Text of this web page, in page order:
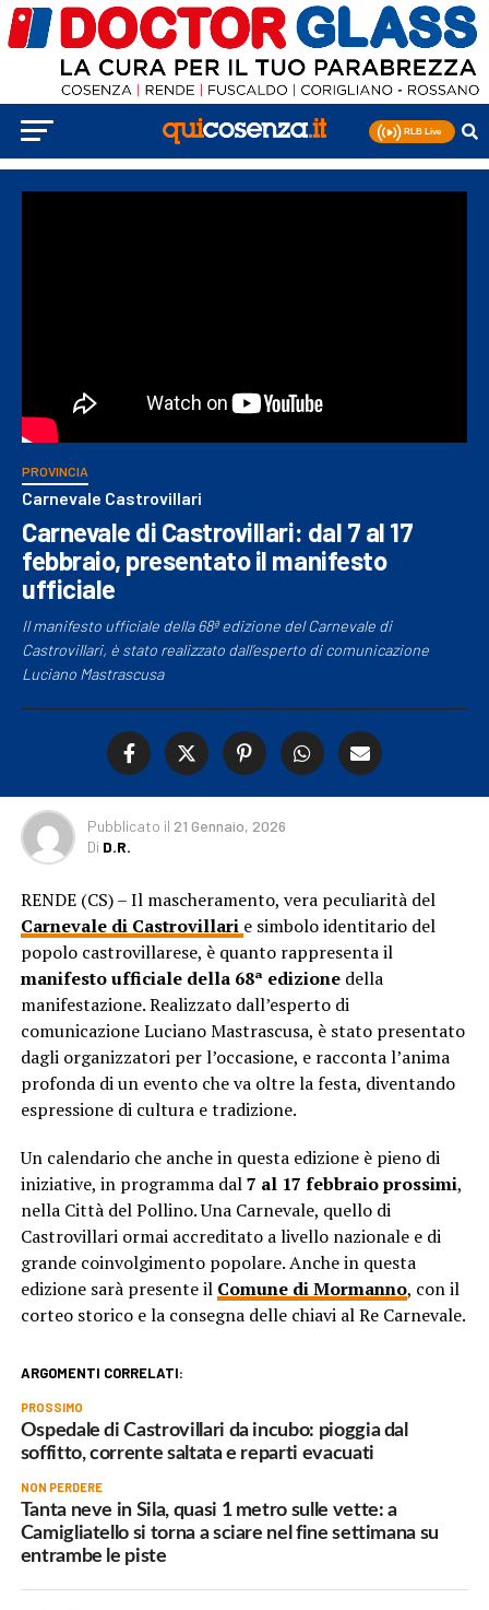
PROVINCIA
Carnevale Castrovillari
Carnevale di Castrovillari: dal 7 al 17
febbraio, presentato il manifesto
ufficiale
Il manifesto ufficiale della 68ª edizione del Carnevale di
Castrovillari, è stato realizzato dall’esperto di comunicazione
Luciano Mastrascusa
Pubblicato il 21 Gennaio, 2026
Di D.R.
RENDE (CS) – Il mascheramento, vera peculiarità del
Carnevale di Castrovillari e simbolo identitario del
popolo castrovillarese, è quanto rappresenta il
manifesto ufficiale della 68ª edizionedella
manifestazione. Realizzato dall’esperto di
comunicazione Luciano Mastrascusa, è stato presentato
dagli organizzatori per l’occasione, e racconta l’anima
profonda di un evento che va oltre la festa, diventando
espressione di cultura e tradizione.
Un calendario che anche in questa edizione è pieno di
iniziative, in programma dal7 al 17 febbraio prossimi,
nella Città del Pollino. Una Carnevale, quello di
Castrovillari ormai accreditato a livello nazionale e di
grande coinvolgimento popolare. Anche in questa
edizione sarà presente il Comune di Mormanno, con il
corteo storico e la consegna delle chiavi al Re Carnevale.
ARGOMENTI CORRELATI:
PROSSIMO
Ospedale di Castrovillari da incubo: pioggia dal
soffitto, corrente saltata e reparti evacuati
NON PERDERE
Tanta neve in Sila, quasi 1 metro sulle vette: a
Camigliatello si torna a sciare nel fine settimana su
entrambe le piste